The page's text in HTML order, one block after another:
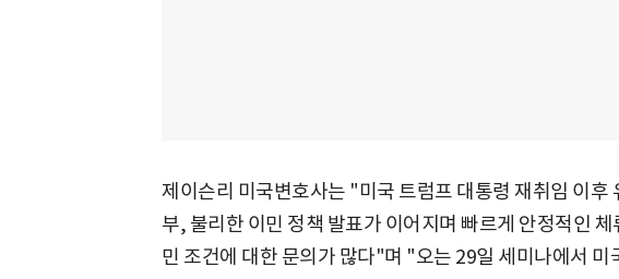
제이슨리 미국변호사는 "미국 트럼프 대통령 재취임 이후
부, 불리한 이민 정책 발표가 이어지며 빠르게 안정적인 체
민 조건에 대한 문의가 많다"며 "오는 29일 세미나에서 미